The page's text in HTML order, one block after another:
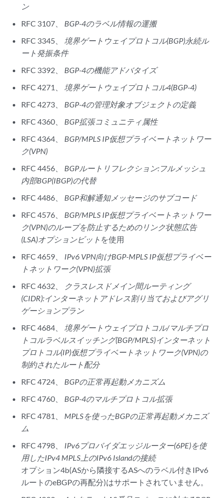
ン
RFC 3107、 BGP-4のラベル情報の運搬
RFC 3345、境界ゲートウェイプロトコル(BGP)永続ル
ート発振条件
RFC 3392、 BGP-4の機能アドバタイズ
RFC 4271、境界ゲートウェイプロトコル4(BGP-4)
RFC 4273、 BGP-4の管理対象オブジェクトの定義
RFC 4360、 BGP拡張コミュニティ属性
RFC 4364、 BGP/MPLS IP仮想プライベートネットワー
ク(VPN)
RFC 4456、 BGPルートリフレクション:フルメッシュ
内部BGP(IBGP)の代替
RFC 4486、 BGP和解通知メッセージのサブコード
RFC 4576、 BGP/MPLS IP仮想プライベートネットワー
ク(VPN)のループを防止するためのリンク状態広告
(LSA)オプションビット を使用
RFC 4659、 IPv6 VPN向けBGP-MPLS IP仮想プライベー
トネットワーク(VPN)拡張
RFC 4632、
クラスレスドメイン間ルーティング
(CIDR):インターネットアドレス割り当ておよびアグリ
ゲーションプラン
RFC 4684、境界ゲートウェイプロトコル/マルチプロ
トコルラベルスイッチング(BGP/MPLS)インターネット
プロトコル(IP)仮想プライベートネットワーク(VPN)の
制約されたルート配分
RFC 4724、 BGPの正常再起動メカニズム
RFC 4760、 BGP-4のマルチプロトコル拡張
RFC 4781、 MPLSを使ったBGPの正常再起動メカニズ
ム
RFC 4798、 IPv6プロバイダエッジルーター(6PE)を使
用したIPv4 MPLS上のIPv6 Islandの接続
オプション4b(ASから隣接するASへのラベル付きIPv6
ルートのeBGPの再配分)はサポートされていません。